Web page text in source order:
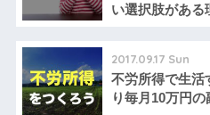
い選択肢がある
2017.09.17 Sun
不労所得で生活
り毎月10万円